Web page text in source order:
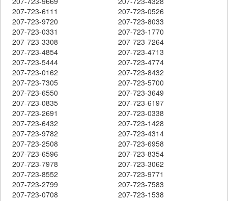
207-723-6111
207-723-0526
207-723-9720
207-723-8033
207-723-0331
207-723-1770
207-723-3308
207-723-7264
207-723-4854
207-723-4713
207-723-5444
207-723-4774
207-723-0162
207-723-8432
207-723-7305
207-723-5700
207-723-6550
207-723-3649
207-723-0835
207-723-6197
207-723-2691
207-723-0338
207-723-6432
207-723-1428
207-723-9782
207-723-4314
207-723-2508
207-723-6958
207-723-6596
207-723-8354
207-723-7978
207-723-3062
207-723-8552
207-723-9771
207-723-2799
207-723-7583
207-723-0708
207-723-1538